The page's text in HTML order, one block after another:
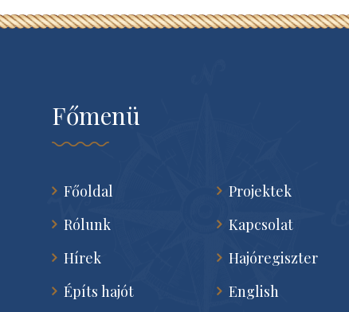
Főmenü
Főoldal
Rólunk
Hírek
Építs hajót
Projektek
Kapcsolat
Hajóregiszter
English